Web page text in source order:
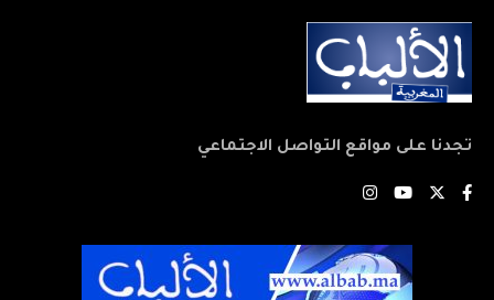
تجدنا على مواقع التواصل الاجتماعي